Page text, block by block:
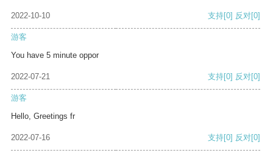
2022-10-10 支持[0] 反对[0]
游客
You have 5 minute oppor
2022-07-21 支持[0] 反对[0]
游客
Hello, Greetings fr
2022-07-16 支持[0] 反对[0]